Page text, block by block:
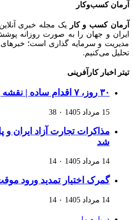
آرمان کسب‌وکار
آرمان کسب و کار
یک مجله خبری
ایران و جهان را به صورت روزانه
مدیریت و سرمایه گذاری است؛ خبرهای
تحلیل می‌کنیم.
تیتر اخبار کارآفرینی
۳۰ روز، ۷ اقدام ساده | نقشه راهی برای رشد یک کسب‌وکار اینترنتی
15 مرداد 1405 ۰ 38
مذاکرات تجارت آزاد ایران
شد
14 مرداد 1405 ۰ 14
گمرک اختیار تمدید ورود
14 مرداد 1405 ۰ 14